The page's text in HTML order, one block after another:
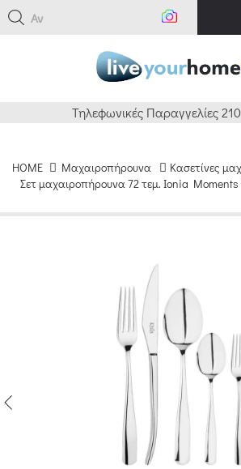
Αναζή
Τηλεφωνικές Παραγγελίες 210
HOME Μαχαιροπήρουνα
Κασετίνες
Σετ μαχαιροπήρουνα 72 τεμ. Ionia